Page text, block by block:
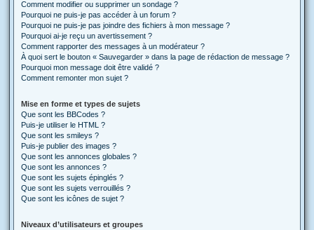
Comment modifier ou supprimer un sondage ?
Pourquoi ne puis-je pas accéder à un forum ?
Pourquoi ne puis-je pas joindre des fichiers à mon message ?
Pourquoi ai-je reçu un avertissement ?
Comment rapporter des messages à un modérateur ?
À quoi sert le bouton « Sauvegarder » dans la page de rédaction de message ?
Pourquoi mon message doit être validé ?
Comment remonter mon sujet ?
Mise en forme et types de sujets
Que sont les BBCodes ?
Puis-je utiliser le HTML ?
Que sont les smileys ?
Puis-je publier des images ?
Que sont les annonces globales ?
Que sont les annonces ?
Que sont les sujets épinglés ?
Que sont les sujets verrouillés ?
Que sont les icônes de sujet ?
Niveaux d’utilisateurs et groupes